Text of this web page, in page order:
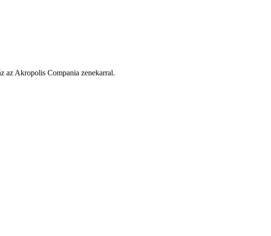
az Akropolis Compania zenekarral.